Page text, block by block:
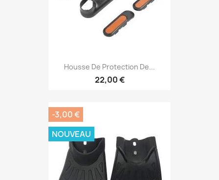
Housse De Protection De...
22,00 €
-3,00 €
NOUVEAU